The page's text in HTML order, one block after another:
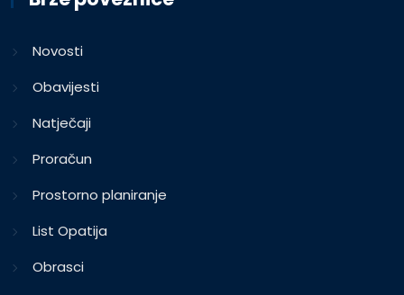
Novosti
Obavijesti
Natječaji
Proračun
Prostorno planiranje
List Opatija
Obrasci